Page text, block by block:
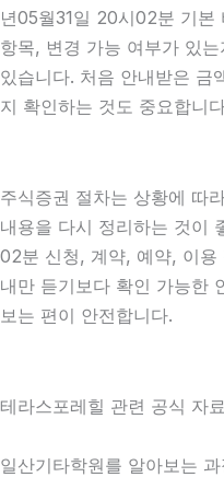
년05월31일 20시02분 기본
항목, 변경 가능 여부가 있
있습니다. 처음 안내받은 금
지 확인하는 것도 중요합니
주식증권 절차는 상황에 따
내용을 다시 정리하는 것이
02분 신청, 계약, 예약, 이용
내만 듣기보다 확인 가능한
보는 편이 안전합니다.
테라스포레힐 관련 공식 자
일산기타학원를 알아보는